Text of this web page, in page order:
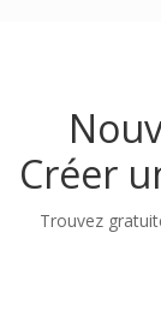
Créer
Trouvez